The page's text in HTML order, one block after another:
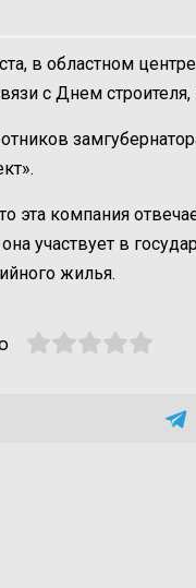
в областном
с Днем
эта компания
участвует в
жилья.